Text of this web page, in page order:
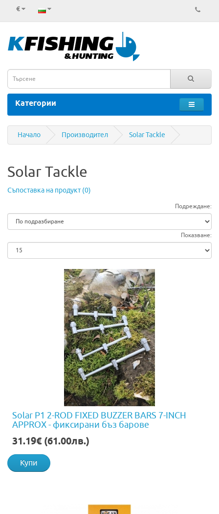
€
Категории
Начало Производител Solar Tackle
Solar Tackle
Съпоставка на продукт (0)
Подреждане:
Показване:
Solar P1 2-ROD FIXED BUZZER BARS 7-INCH
APPROX - фиксирани бъз барове
31.19€ (61.00лв.)
Купи